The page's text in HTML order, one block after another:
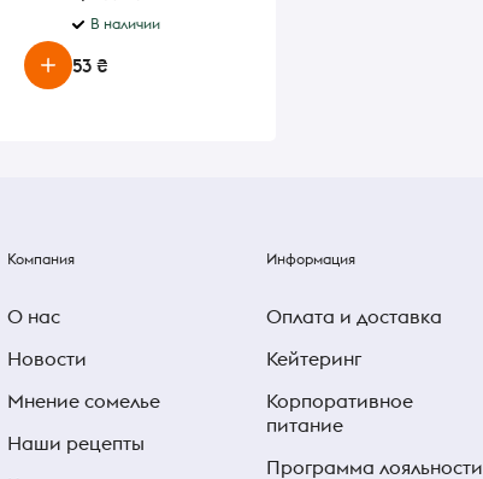
В наличии
53 ₴
Компания
О нас
Новости
Мнение сомелье
Наши рецепты
Информация
Оплата и доставка
Кейтеринг
Корпоративное
питание
Программа лояльности